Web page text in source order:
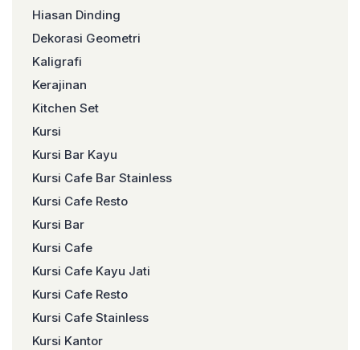
Hiasan Dinding
Dekorasi Geometri
Kaligrafi
Kerajinan
Kitchen Set
Kursi
Kursi Bar Kayu
Kursi Cafe Bar Stainless
Kursi Cafe Resto
Kursi Bar
Kursi Cafe
Kursi Cafe Kayu Jati
Kursi Cafe Resto
Kursi Cafe Stainless
Kursi Kantor